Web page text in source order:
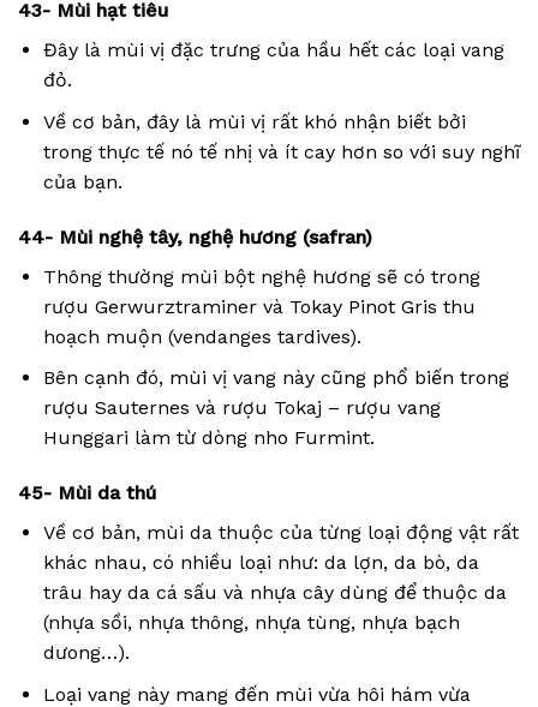
43- Mùi hạt tiêu
Đây là mùi vị đặc trưng của hầu hết các loại vang
đỏ.
Về cơ bản, đây là mùi vị rất khó nhận biết bởi
trong thực tế nó tế nhị và ít cay hơn so với suy nghĩ
của bạn.
44- Mùi nghệ tây, nghệ hương (safran)
Thông thường mùi bột nghệ hương sẽ có trong
rượu Gerwurztraminer và Tokay Pinot Gris thu
hoạch muộn (vendanges tardives).
Bên cạnh đó, mùi vị vang này cũng phổ biến trong
rượu Sauternes và rượu Tokaj – rượu vang
Hunggari làm từ dòng nho Furmint.
45- Mùi da thú
Về cơ bản, mùi da thuộc của từng loại động vật rất
khác nhau, có nhiều loại như: da lợn, da bò, da
trâu hay da cá sấu và nhựa cây dùng để thuộc da
(nhựa sồi, nhựa thông, nhựa tùng, nhựa bạch
dưong…).
Loại vang này mang đến mùi vừa hôi hám vừa